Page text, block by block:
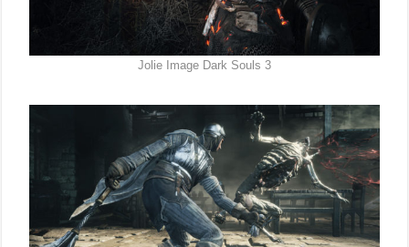
Jolie Image Dark Souls 3